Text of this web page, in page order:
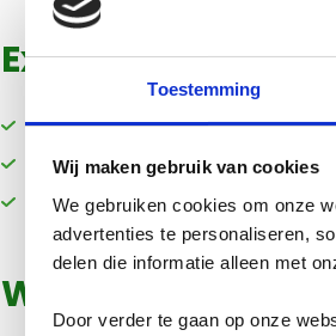
Toestemming
Wij maken gebruik van cookies
We gebruiken cookies om onze
advertenties te personaliseren,
delen die informatie alleen met
Door verder te gaan op onze
Extra
Batterijen kun je vaak inleveren
Breng medicijnen en
Veel KCA kan ook worden
Wel bij Klein